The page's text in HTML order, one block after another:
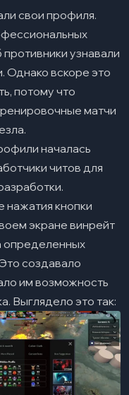
свои профиля.
узнавали
Однако вскоре это
потому что
матчи
началась
читов для
кнопки
экране винрейт
определенных
создавало
им возможность
Выглядело это так: